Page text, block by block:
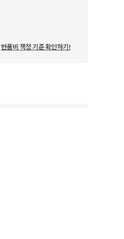
반품비 책정 기준 확인하기!